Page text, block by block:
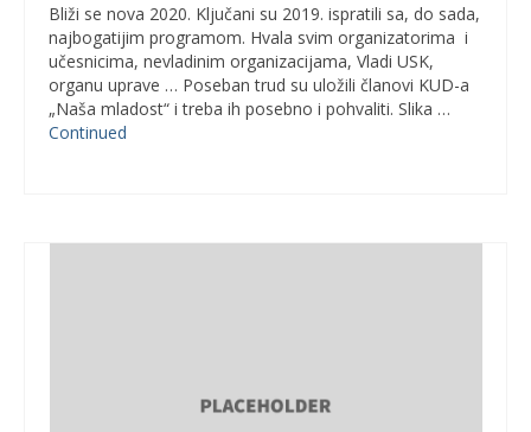
Bliži se nova 2020. Ključani su 2019. ispratili sa, do sada,
najbogatijim programom. Hvala svim organizatorima i
učesnicima, nevladinim organizacijama, Vladi USK,
organu uprave … Poseban trud su uložili članovi KUD-a
„Naša mladost“ i treba ih posebno i pohvaliti. Slika …
Continued